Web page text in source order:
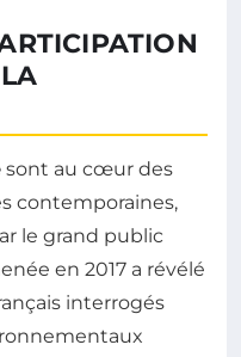
sont au cœur des
contemporaines,
le grand public
en 2017 a révélé
interrogés